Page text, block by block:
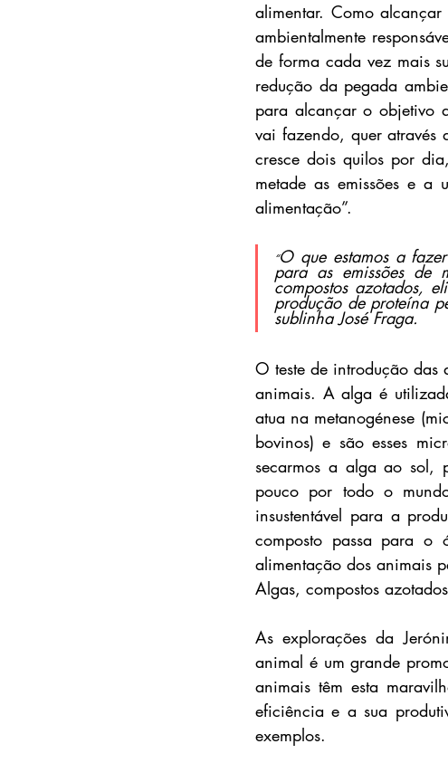
alimentar. Como
ambientalmente
de forma cada vez mais
redução da pegada
para alcançar o objetivo
vai fazendo, quer através
cresce dois quilos por
metade as emissões e a
alimentação”.
“O que estamos a
para as emissões
compostos azotados,
produção de proteína
sublinha José Fraga.
O teste de introdução das
animais. A alga é
atua na metanogénese
bovinos) e são esses
secarmos a alga ao sol,
pouco por todo o
insustentável para a
composto passa para o
alimentação dos animais
Algas, compostos
As explorações da
animal é um grande
animais têm esta
eficiência e a sua
exemplos.